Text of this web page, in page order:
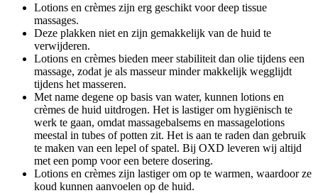
Lotions en crèmes zijn erg geschikt voor deep tissue
massages.
Deze plakken niet en zijn gemakkelijk van de huid te
verwijderen.
Lotions en crèmes bieden meer stabiliteit dan olie tijdens een
massage, zodat je als masseur minder makkelijk wegglijdt
tijdens het masseren.
Met name degene op basis van water, kunnen lotions en
crèmes de huid uitdrogen. Het is lastiger om hygiënisch te
werk te gaan, omdat massagebalsems en massagelotions
meestal in tubes of potten zit. Het is aan te raden dan gebruik
te maken van een lepel of spatel. Bij OXD leveren wij altijd
met een pomp voor een betere dosering.
Lotions en crèmes zijn lastiger om op te warmen, waardoor ze
koud kunnen aanvoelen op de huid.